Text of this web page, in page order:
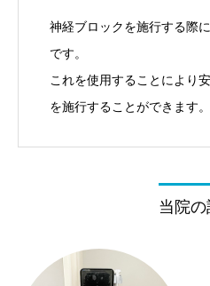
神経ブロックを施行する際
です。
これを使用することにより
を施行することができます。
当院